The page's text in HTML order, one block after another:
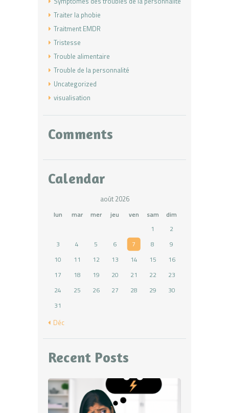
Traiter la phobie
Traitment EMDR
Tristesse
Trouble alimentaire
Trouble de la personnalité
Uncategorized
visualisation
Comments
Calendar
août 2026
lun mar mer jeu ven sam
dim
1
2
3
4 5 6 7 8
9
10
11 12 13 14 15
16
17
18 19 20 21 22
23
24
25 26 27 28 29
30
31
« Déc
Recent Posts